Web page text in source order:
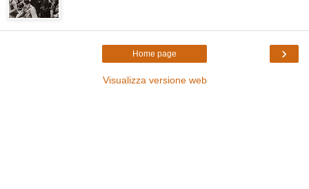
›
Home page
Visualizza versione web